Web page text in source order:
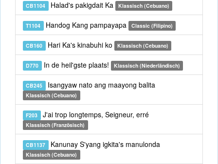
CB1104 Halad's pakigdait Ka Klassisch (Cebuano)
T1104 Handog Kang pampayapa Classic (Filipino)
CB160 Hari Ka's kinabuhi ko Klassisch (Cebuano)
D770 In de heil'gste plaats! Klassisch (Niederländisch)
CB245 Isangyaw nato ang maayong balita
Klassisch (Cebuano)
F203 J'ai trop longtemps, Seigneur, erré
Klassisch (Französisch)
CB1137 Kanunay S'yang igkita's manulonda
Klassisch (Cebuano)